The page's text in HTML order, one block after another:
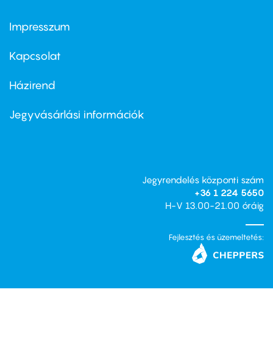
Footer
first
Impresszum
Kapcsolat
Footer
second
Házirend
Jegyvásárlási információk
Jegyrendelés központi szám
+36 1 224 5650
H-V 13.00-21.00 óráig
Fejlesztés és üzemeltetés: